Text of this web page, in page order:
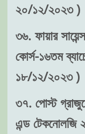
২০/১২/২০২৩ )
৩৬. ফায়ার
কোর্স-১৬তম
১৮/১২/২০২৩ )
৩৭. পোস্ট
এন্ড